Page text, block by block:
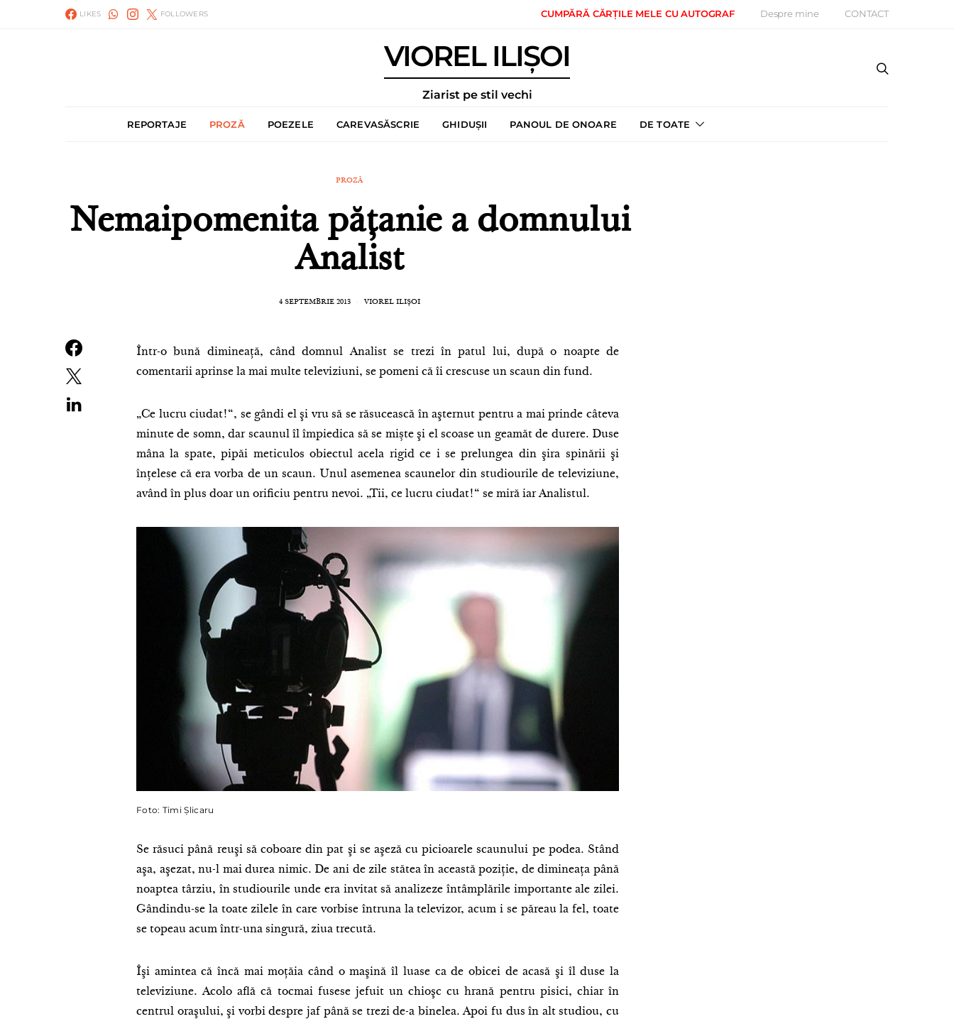
LIKES FOLLOWERS CUMPĂRĂ CĂRȚILE MELE CU AUTOGRAF Despre mine CONTACT
VIOREL ILIȘOI
Ziarist pe stil vechi
REPORTAJE PROZĂ POEZELE CAREVASĂSCRIE GHIDUȘII PANOUL DE ONOARE DE TOATE
PROZĂ
Nemaipomenita pățanie a domnului
Analist
4 SEPTEMBRIE 2013 VIOREL ILIȘOI
Într-o bună dimineaţă, când domnul Analist se trezi în patul lui, după o noapte de
comentarii aprinse la mai multe televiziuni, se pomeni că îi crescuse un scaun din fund.
„Ce lucru ciudat!“, se gândi el şi vru să se răsucească în aşternut pentru a mai prinde câteva
minute de somn, dar scaunul îl împiedica să se miște şi el scoase un geamăt de durere. Duse
mâna la spate, pipăi meticulos obiectul acela rigid ce i se prelungea din şira spinării şi
înţelese că era vorba de un scaun. Unul asemenea scaunelor din studiourile de televiziune,
având în plus doar un orificiu pentru nevoi. „Tii, ce lucru ciudat!“ se miră iar Analistul.
Foto: Timi Șlicaru
Se răsuci până reuşi să coboare din pat şi se aşeză cu picioarele scaunului pe podea. Stând
aşa, aşezat, nu-l mai durea nimic. De ani de zile stătea în această poziţie, de dimineaţa până
noaptea târziu, în studiourile unde era invitat să analizeze întâmplările importante ale zilei.
Gândindu-se la toate zilele în care vorbise întruna la televizor, acum i se păreau la fel, toate
se topeau acum într-una singură, ziua trecută.
Îşi amintea că încă mai moţăia când o maşină îl luase ca de obicei de acasă şi îl duse la
televiziune. Acolo află că tocmai fusese jefuit un chioşc cu hrană pentru pisici, chiar în
centrul oraşului, şi vorbi despre jaf până se trezi de-a binelea. Apoi fu dus în alt studiou, cu